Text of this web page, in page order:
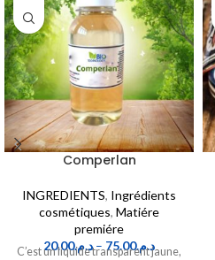
Comperlan
INGREDIENTS, Ingrédients
cosmétiques, Matiére
premiére
د.م.20.00 – د.م.75.00
C’est un liquide transparent jaune,